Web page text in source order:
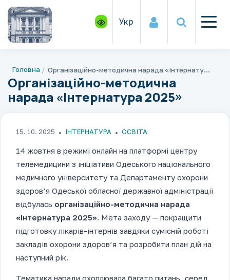
Укр
Головна Організаційно-методична нарада «Інтернатура 2025»
Організаційно-методична
нарада «Інтернатура 2025»
15. 10. 2025 ІНТЕРНАТУРА ОСВІТА
14 жовтня в режимі онлайн на платформі центру
телемедицини з ініціативи Одеського національного
медичного університету та Департаменту охорони
здоров’я Одеської обласної державної адміністрації
відбулась організаційно-методична нарада
«Інтернатура 2025». Мета заходу — покращити
підготовку лікарів-інтернів завдяки сумісній роботі
закладів охорони здоров’я та розробити план дій на
наступний рік.
Тематика наради охоплювала багато питань, серед